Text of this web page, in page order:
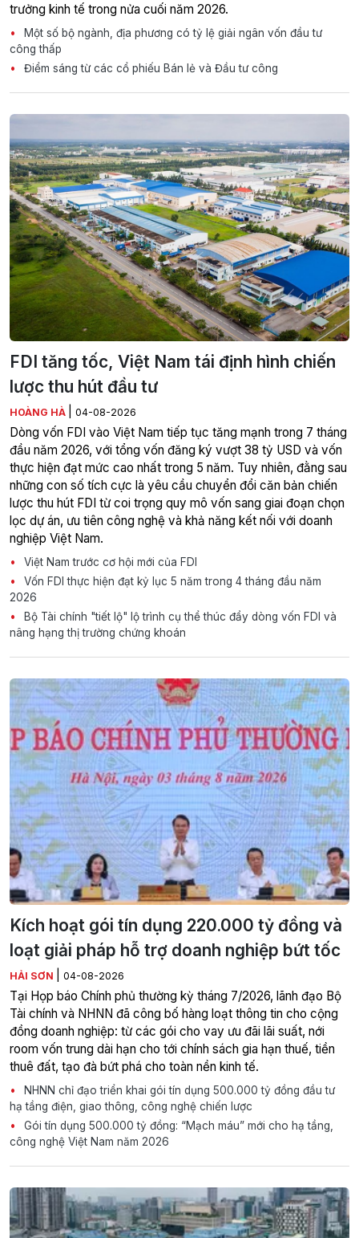
trưởng kinh tế trong nửa cuối năm 2026.
Một số bộ ngành, địa phương có tỷ lệ giải ngân vốn đầu tư
công thấp
Điểm sáng từ các cổ phiếu Bán lẻ và Đầu tư công
FDI tăng tốc, Việt Nam tái định hình chiến
lược thu hút đầu tư
HOÀNG HÀ 04-08-2026
Dòng vốn FDI vào Việt Nam tiếp tục tăng mạnh trong 7 tháng
đầu năm 2026, với tổng vốn đăng ký vượt 38 tỷ USD và vốn
thực hiện đạt mức cao nhất trong 5 năm. Tuy nhiên, đằng sau
những con số tích cực là yêu cầu chuyển đổi căn bản chiến
lược thu hút FDI từ coi trọng quy mô vốn sang giai đoạn chọn
lọc dự án, ưu tiên công nghệ và khả năng kết nối với doanh
nghiệp Việt Nam.
Việt Nam trước cơ hội mới của FDI
Vốn FDI thực hiện đạt kỷ lục 5 năm trong 4 tháng đầu năm
2026
Bộ Tài chính "tiết lộ" lộ trình cụ thể thúc đẩy dòng vốn FDI và
nâng hạng thị trường chứng khoán
Kích hoạt gói tín dụng 220.000 tỷ đồng và
loạt giải pháp hỗ trợ doanh nghiệp bứt tốc
HẢI SƠN 04-08-2026
Tại Họp báo Chính phủ thường kỳ tháng 7/2026, lãnh đạo Bộ
Tài chính và NHNN đã công bố hàng loạt thông tin cho cộng
đồng doanh nghiệp: từ các gói cho vay ưu đãi lãi suất, nới
room vốn trung dài hạn cho tới chính sách gia hạn thuế, tiền
thuê đất, tạo đà bứt phá cho toàn nền kinh tế.
NHNN chỉ đạo triển khai gói tín dụng 500.000 tỷ đồng đầu tư
hạ tầng điện, giao thông, công nghệ chiến lược
Gói tín dụng 500.000 tỷ đồng: “Mạch máu” mới cho hạ tầng,
công nghệ Việt Nam năm 2026